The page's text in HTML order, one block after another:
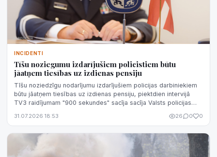
INCIDENTI
Tīšu noziegumu izdarījušiem policistiem būtu
jāatņem tiesības uz izdienas pensiju
Tīšu noziedzīgu nodarījumu izdarījušiem policijas darbiniekiem
būtu jāatņem tiesības uz izdienas pensiju, piektdien intervijā
TV3 raidījumam "900 sekundes" sacīja sacīja Valsts policijas
31.07.2026 18:53 26 0 0